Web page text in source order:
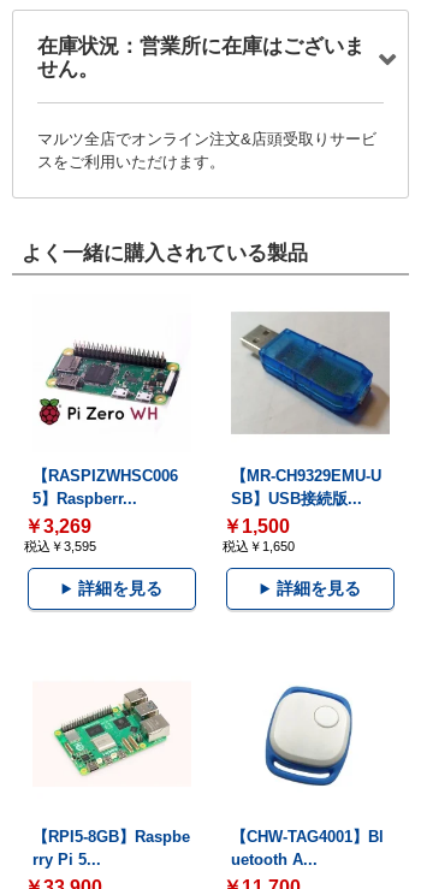
在庫状況：営業所に在庫はございま
せん。
マルツ全店でオンライン注文&店頭受取りサービ
スをご利用いただけます。
よく一緒に購入されている製品
【RASPIZWHSC006
5】Raspberr...
￥3,269
税込￥3,595
詳細を見る
【MR-CH9329EMU-U
SB】USB接続版...
￥1,500
税込￥1,650
詳細を見る
【RPI5-8GB】Raspbe
rry Pi 5...
【CHW-TAG4001】Bl
uetooth A...